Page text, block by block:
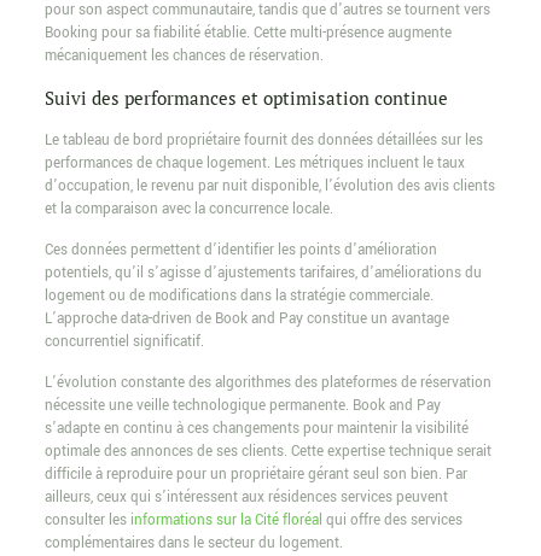
pour son aspect communautaire, tandis que d’autres se tournent vers
Booking pour sa fiabilité établie. Cette multi-présence augmente
mécaniquement les chances de réservation.
Suivi des performances et optimisation continue
Le tableau de bord propriétaire fournit des données détaillées sur les
performances de chaque logement. Les métriques incluent le taux
d’occupation, le revenu par nuit disponible, l’évolution des avis clients
et la comparaison avec la concurrence locale.
Ces données permettent d’identifier les points d’amélioration
potentiels, qu’il s’agisse d’ajustements tarifaires, d’améliorations du
logement ou de modifications dans la stratégie commerciale.
L’approche data-driven de Book and Pay constitue un avantage
concurrentiel significatif.
L’évolution constante des algorithmes des plateformes de réservation
nécessite une veille technologique permanente. Book and Pay
s’adapte en continu à ces changements pour maintenir la visibilité
optimale des annonces de ses clients. Cette expertise technique serait
difficile à reproduire pour un propriétaire gérant seul son bien. Par
ailleurs, ceux qui s’intéressent aux résidences services peuvent
consulter les informations sur la Cité floréal qui offre des services
complémentaires dans le secteur du logement.